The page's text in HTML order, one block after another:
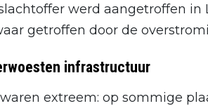
werd aangetroffen in
getroffen door de
infrastructuur
extreem: op sommige